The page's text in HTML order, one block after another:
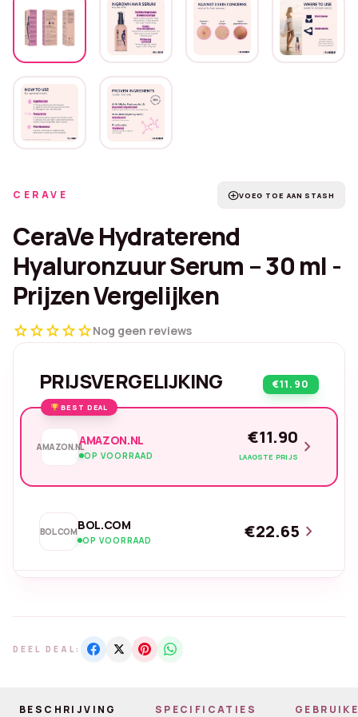
CERAVE add_circleVOEG TOE AAN STASH
CeraVe Hydraterend
Hyaluronzuur Serum – 30 ml -
Prijzen Vergelijken
starstarstarstarstarNog geen reviews
PRIJSVERGELIJKING €11.90
BEST DEAL
AMAZON.NLAMAZON.NL
OP VOORRAAD
€11.90
LAAGSTE PRIJS chevron_right
BOL.COMBOL.COM
OP VOORRAAD €22.65 chevron_right
DEEL DEAL:
BESCHRIJVING SPECIFICATIES